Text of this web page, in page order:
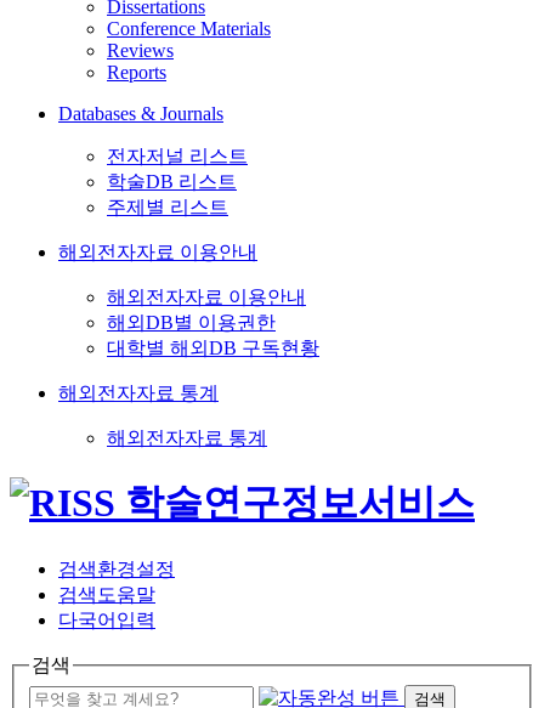
Dissertations
Conference Materials
Reviews
Reports
Databases & Journals
전자저널 리스트
학술DB 리스트
주제별 리스트
해외전자자료 이용안내
해외전자자료 이용안내
해외DB별 이용권한
대학별 해외DB 구독현황
해외전자자료 통계
해외전자자료 통계
검색환경설정
검색도움말
다국어입력
검색
검색